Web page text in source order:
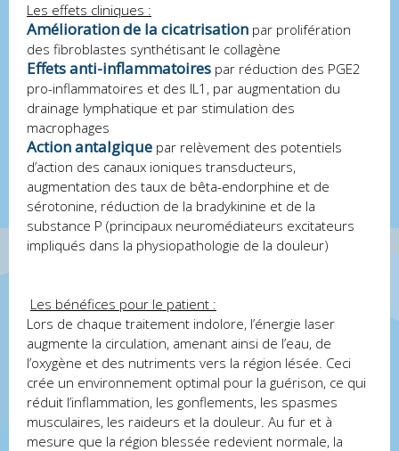
Les effets cliniques :
Amélioration de la cicatrisation par prolifération
des fibroblastes synthétisant le collagène
Effets anti-inflammatoires par réduction des PGE2
pro-inflammatoires et des IL1, par augmentation du
drainage lymphatique et par stimulation des
macrophages
Action antalgique par relèvement des potentiels
d’action des canaux ioniques transducteurs,
augmentation des taux de bêta-endorphine et de
sérotonine, réduction de la bradykinine et de la
substance P (principaux neuromédiateurs excitateurs
impliqués dans la physiopathologie de la douleur)
Les bénéfices pour le patient :
Lors de chaque traitement indolore, l’énergie laser
augmente la circulation, amenant ainsi de l’eau, de
l’oxygène et des nutriments vers la région lésée. Ceci
crée un environnement optimal pour la guérison, ce qui
réduit l’inflammation, les gonflements, les spasmes
musculaires, les raideurs et la douleur. Au fur et à
mesure que la région blessée redevient normale, la